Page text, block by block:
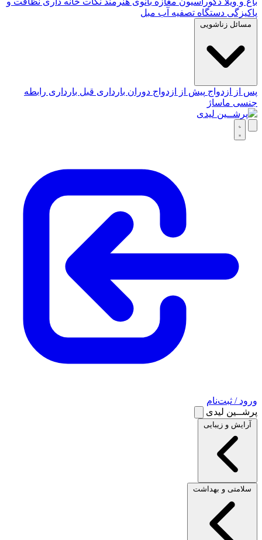
پاکیزگی دستگاه تصفیه آب مبل
مسائل زناشویی
پس از ازدواج پیش از ازدواج دوران بارداری قبل بارداری رابطه
جنسی ماساژ
ورود / ثبت‌نام
پرشــین لیدی
آرایش و زیبایی
سلامتی و بهداشت